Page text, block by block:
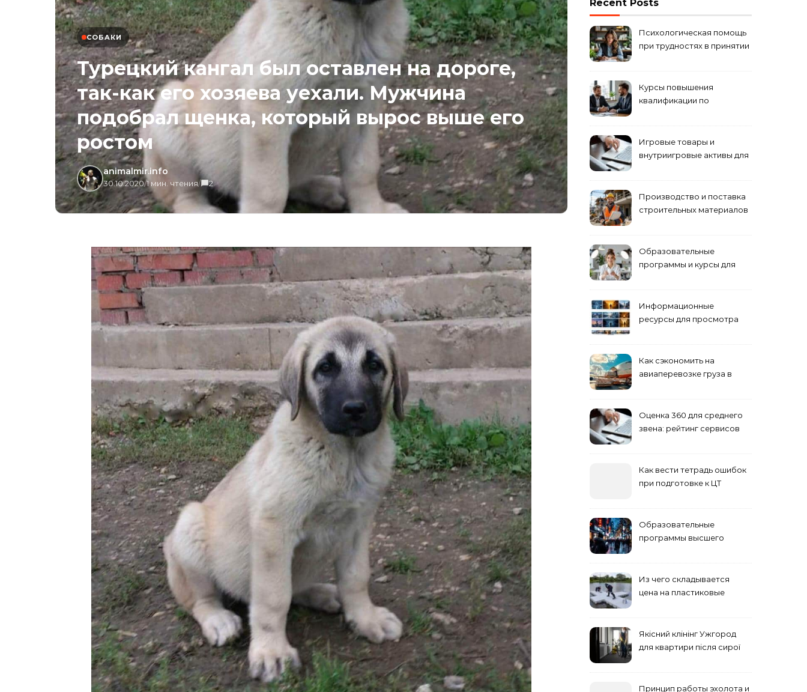
СОБАКИ
Турецкий кангал был оставлен на дороге,
так-как его хозяева уехали. Мужчина
подобрал щенка, который вырос выше его
ростом
animalmir.info
30.10.2020/1 мин. чтения/ 2
Recent Posts
Психологическая помощь
при трудностях в принятии
Курсы повышения
квалификации по
Игровые товары и
внутриигровые активы для
приобретения
Производство и поставка
строительных материалов
Образовательные
программы и курсы для
Информационные
ресурсы для просмотра
Как сэкономить на
авиаперевозке груза в
Оценка 360 для среднего
звена: рейтинг сервисов
Как вести тетрадь ошибок
при подготовке к ЦТ
Образовательные
программы высшего
Из чего складывается
цена на пластиковые
Якісний клінінг Ужгород
для квартири після сирої
Принцип работы эхолота и